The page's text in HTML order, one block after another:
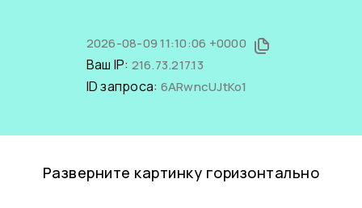
2026-08-09 11:10:06 +0000
Ваш IP: 216.73.217.13
ID запроса: 6ARwncUJtKo1
Разверните картинку горизонтально